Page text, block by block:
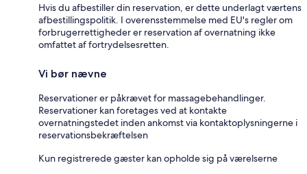
Hvis du afbestiller din reservation, er dette underlagt værtens
afbestillingspolitik. I overensstemmelse med EU's regler om
forbrugerrettigheder er reservation af overnatning ikke
omfattet af fortrydelsesretten.
Vi bør nævne
Reservationer er påkrævet for massagebehandlinger.
Reservationer kan foretages ved at kontakte
overnatningstedet inden ankomst via kontaktoplysningerne i
reservationsbekræftelsen
Kun registrerede gæster kan opholde sig på værelserne